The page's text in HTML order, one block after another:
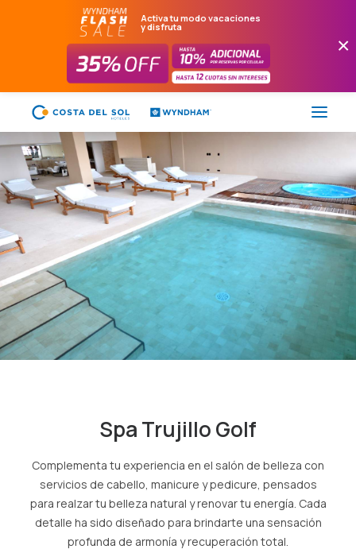
×
Activa tu modo vacaciones
y disfruta
FLASH SALE
PAQUETES
PROMOCIONES
EVENTOS
RESTAURANTES
(+51) 01 200 9200
AGENCIAS/EMPRESAS
Spa Trujillo Golf
Complementa tu experiencia en el salón de belleza con
servicios de cabello, manicure y pedicure, pensados
para realzar tu belleza natural y renovar tu energía. Cada
detalle ha sido diseñado para brindarte una sensación
profunda de armonía y recuperación total.